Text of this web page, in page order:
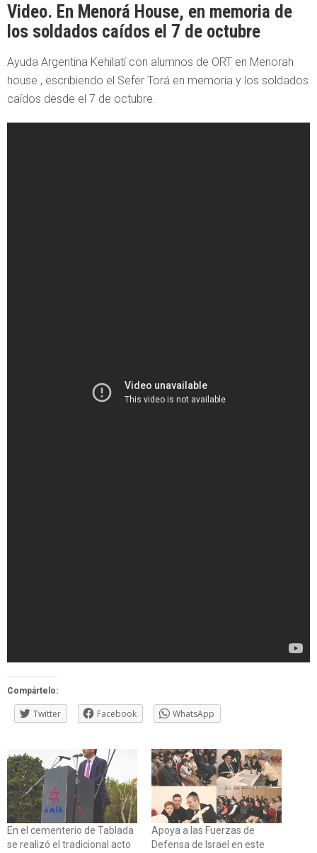
Video. En Menorá House, en memoria de
los soldados caídos el 7 de octubre
Ayuda Argentina Kehilatí con alumnos de ORT en Menorah
house , escribiendo el Sefer Torá en memoria y los soldados
caídos desde el 7 de octubre.
Compártelo:
Twitter Facebook WhatsApp
En el cementerio de Tablada
se realizó el tradicional acto
Apoya a las Fuerzas de
Defensa de Israel en este